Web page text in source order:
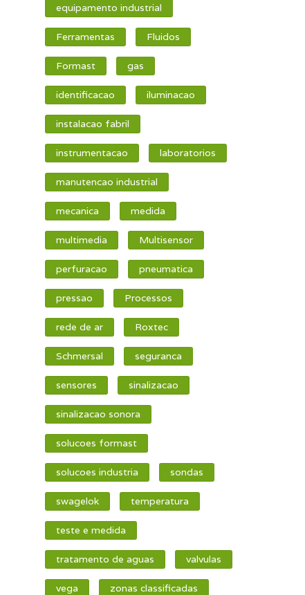
equipamento industrial
Ferramentas Fluidos
Formast gas
identificacao iluminacao
instalacao fabril
instrumentacao laboratorios
manutencao industrial
mecanica medida
multimedia Multisensor
perfuracao pneumatica
pressao Processos
rede de ar Roxtec
Schmersal seguranca
sensores sinalizacao
sinalizacao sonora
solucoes formast
solucoes industria sondas
swagelok temperatura
teste e medida
tratamento de aguas valvulas
vega zonas classificadas